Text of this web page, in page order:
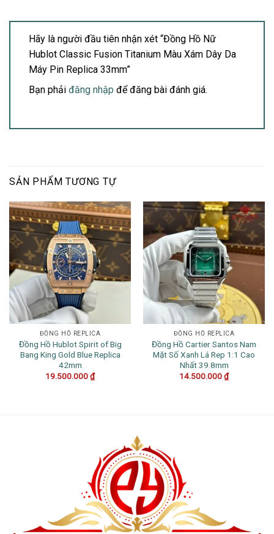
Hãy là người đầu tiên nhận xét “Đồng Hồ Nữ
Hublot Classic Fusion Titanium Màu Xám Dây Da
Máy Pin Replica 33mm”
Bạn phải đăng nhập để đăng bài đánh giá.
SẢN PHẨM TƯƠNG TỰ
ĐỒNG HỒ REPLICA
Đồng Hồ Hublot Spirit of Big
Bang King Gold Blue Replica
42mm
19.500.000₫
ĐỒNG HỒ REPLICA
Đồng Hồ Cartier Santos Nam
Mặt Số Xanh Lá Rep 1:1 Cao
Nhất 39.8mm
14.500.000₫